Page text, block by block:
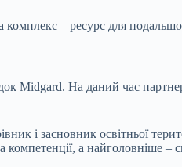
– ресурс для
Midgard. На даний час
і засновник освітньої
а найголовніше –